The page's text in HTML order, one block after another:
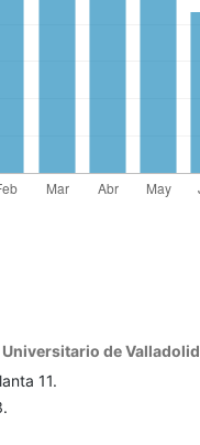
de Valladolid
11.